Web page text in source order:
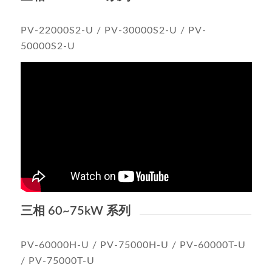
PV-22000S2-U / PV-30000S2-U / PV-
50000S2-U
三相 60~75kW 系列
PV-60000H-U / PV-75000H-U / PV-60000T-U
/ PV-75000T-U